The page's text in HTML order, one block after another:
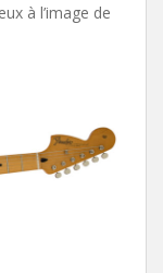
à l’image de